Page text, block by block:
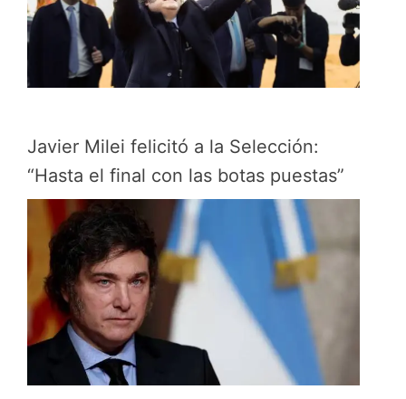
Javier Milei felicitó a la Selección:
“Hasta el final con las botas puestas”